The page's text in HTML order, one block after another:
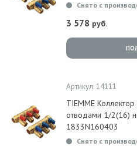
Снято с
3 578 руб.
Артикул: 14111
TIEMME
отводами 1/2(16)
1833N160403
Снято с